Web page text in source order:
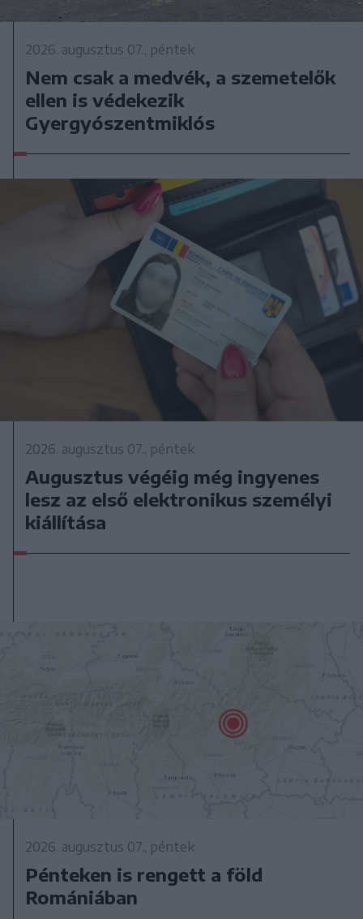
2026. augusztus 07., péntek
Nem csak a medvék, a szemetelők
ellen is védekezik
Gyergyószentmiklós
2026. augusztus 07., péntek
Augusztus végéig még ingyenes
lesz az első elektronikus személyi
kiállítása
2026. augusztus 07., péntek
Pénteken is rengett a föld
Romániában